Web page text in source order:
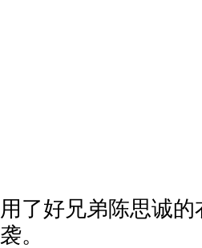
用了好兄弟陈思诚
袭。